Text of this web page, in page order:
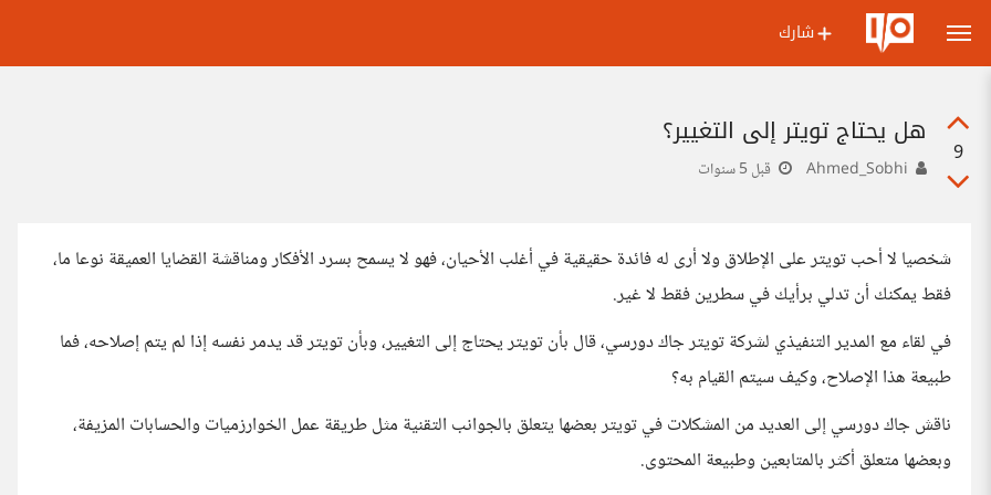
شارك
9
هل يحتاج تويتر إلى التغيير؟
قبل 5 سنوات
شخصيا لا أحب تويتر على الإطلاق ولا أرى له فائدة حقيقية في أغلب الأحيان، فهو لا يسمح بسرد الأفكار ومناقشة القضايا العميقة نوعا ما،
فقط يمكنك أن تدلي برأيك في سطرين فقط لا غير.
في لقاء مع المدير التنفيذي لشركة تويتر جاك دورسي، قال بأن تويتر يحتاج إلى التغيير، وبأن تويتر قد يدمر نفسه إذا لم يتم إصلاحه، فما
طبيعة هذا الإصلاح، وكيف سيتم القيام به؟
ناقش جاك دورسي إلى العديد من المشكلات في تويتر بعضها يتعلق بالجوانب التقنية مثل طريقة عمل الخوارزميات والحسابات المزيفة،
وبعضها متعلق أكثر بالمتابعين وطبيعة المحتوى.